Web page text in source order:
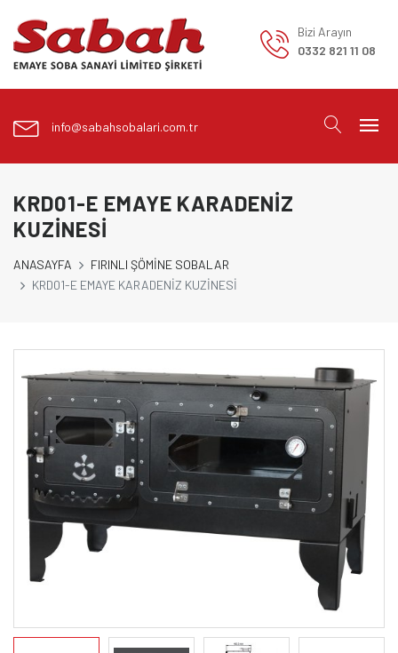
Bizi Arayın
0332 821 11 08
info@sabahsobalari.com.tr
KRD01-E EMAYE KARADENİZ
KUZİNESİ
ANASAYFA
FIRINLI ŞÖMİNE SOBALAR
KRD01-E EMAYE KARADENİZ KUZİNESİ